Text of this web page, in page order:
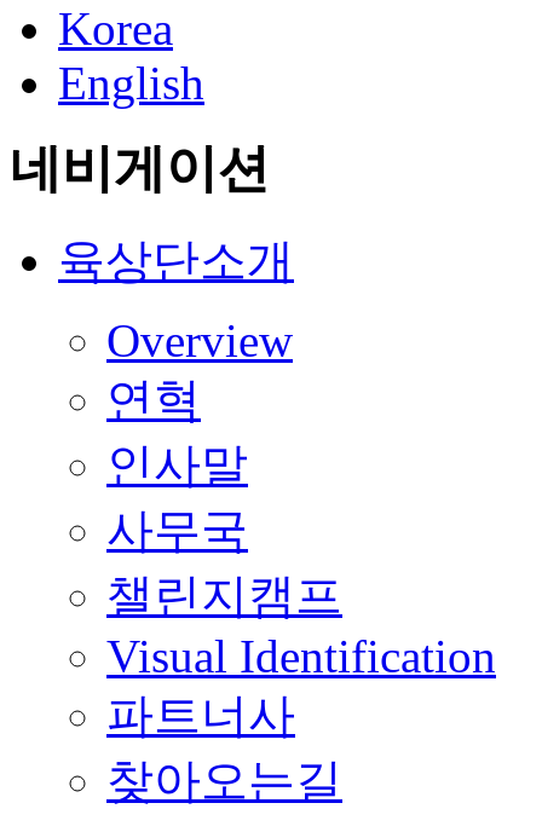
Korea
English
네비게이션
육상단소개
Overview
연혁
인사말
사무국
챌린지캠프
Visual Identification
파트너사
찾아오는길